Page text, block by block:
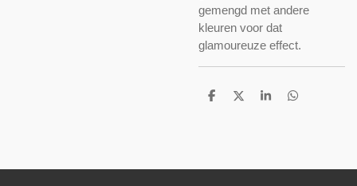
gemengd met andere
kleuren voor dat
glamoureuze effect.
D
D
S
D